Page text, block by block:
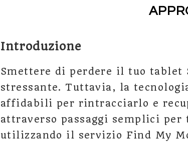
Introduzione
Smettere di perdere il tuo tablet
stressante. Tuttavia, la
affidabili per rintracciarlo e
attraverso passaggi semplici
utilizzando il servizio Find My